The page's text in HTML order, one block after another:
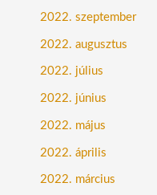
2022. szeptember
2022. augusztus
2022. július
2022. június
2022. május
2022. április
2022. március